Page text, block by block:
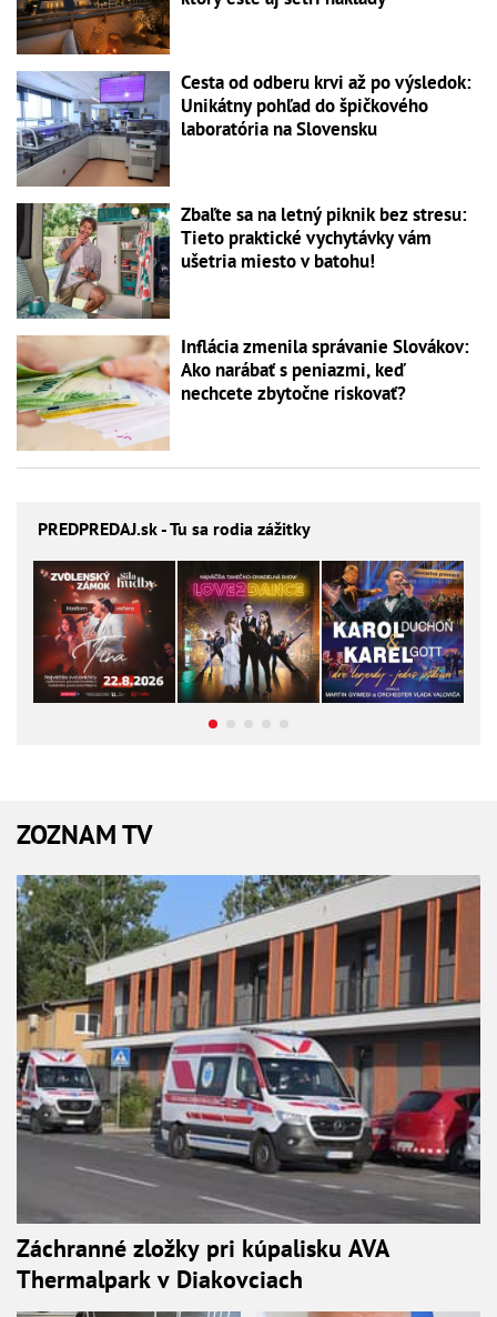
Cesta od odberu krvi až po výsledok:
Unikátny pohľad do špičkového
laboratória na Slovensku
Zbaľte sa na letný piknik bez stresu:
Tieto praktické vychytávky vám
ušetria miesto v batohu!
Inflácia zmenila správanie Slovákov:
Ako narábať s peniazmi, keď
nechcete zbytočne riskovať?
PREDPREDAJ.sk - Tu sa rodia zážitky
ZOZNAM TV
Záchranné zložky pri kúpalisku AVA
Thermalpark v Diakovciach